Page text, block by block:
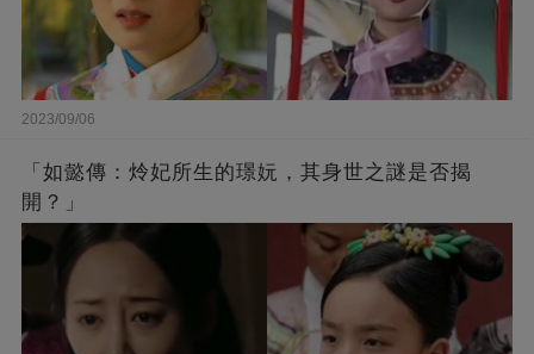
2023/09/06
「如懿傳：炩妃所生的璟妧，其身世之謎是否揭
開？」